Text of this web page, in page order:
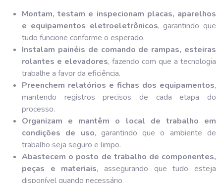
Montam, testam e inspecionam placas, aparelhos
e equipamentos eletroeletrônicos, garantindo que
tudo funcione conforme o esperado.
Instalam painéis de comando de rampas, esteiras
rolantes e elevadores, fazendo com que a tecnologia
trabalhe a favor da eficiência.
Preenchem relatórios e fichas dos equipamentos,
mantendo registros precisos de cada etapa do
processo.
Organizam e mantêm o local de trabalho em
condições de uso, garantindo que o ambiente de
trabalho seja seguro e limpo.
Abastecem o posto de trabalho de componentes,
peças e materiais, assegurando que tudo esteja
disponível quando necessário.